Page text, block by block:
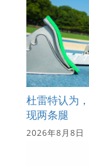
杜雷特认为
现两条腿
2026年8月8日